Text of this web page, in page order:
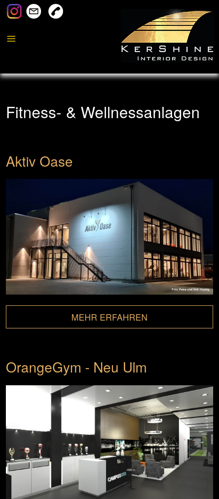
Fitness- & Wellnessanlagen
Aktiv Oase
MEHR ERFAHREN
OrangeGym - Neu Ulm